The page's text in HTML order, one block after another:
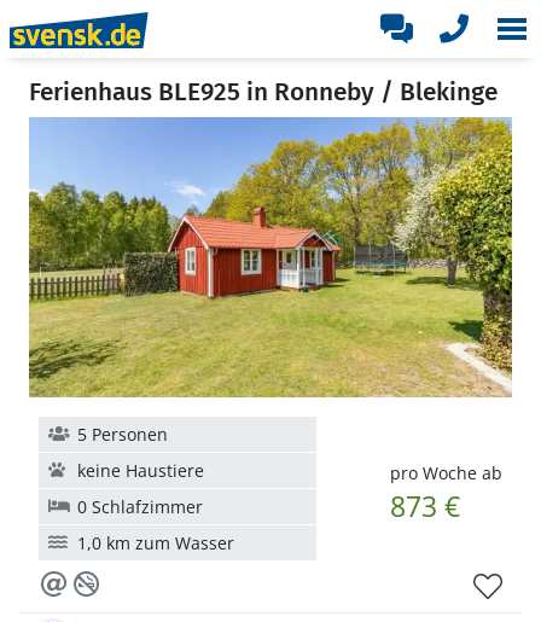
Ferienhaus BLE925 in Ronneby / Blekinge
pro Woche ab
873 €
5 Personen
keine Haustiere
0 Schlafzimmer
1,0 km zum Wasser